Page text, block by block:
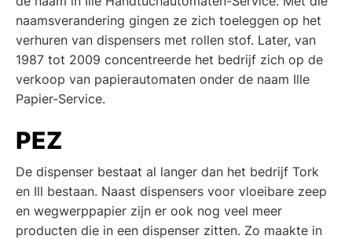
naamsverandering gingen ze zich toeleggen op het
verhuren van dispensers met rollen stof. Later, van
1987 tot 2009 concentreerde het bedrijf zich op de
verkoop van papierautomaten onder de naam Ille
Papier-Service.
PEZ
De dispenser bestaat al langer dan het bedrijf Tork
en Ill bestaan. Naast dispensers voor vloeibare zeep
en wegwerppapier zijn er ook nog veel meer
producten die in een dispenser zitten. Zo maakte in